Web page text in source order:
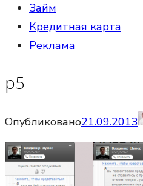
Займ
Кредитная карта
Реклама
p5
Опубликовано21.09.2013